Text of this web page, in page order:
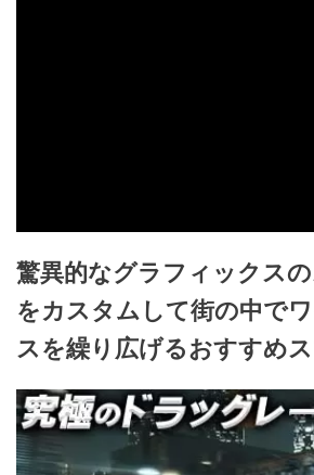
驚異的なグラフィックス
をカスタムして街の中で
スを繰り広げるおすすめ